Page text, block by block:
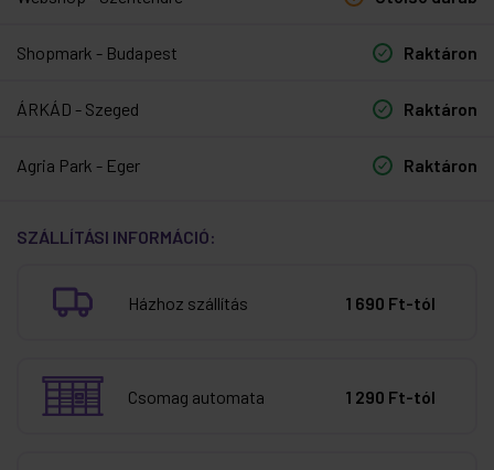
Shopmark - Budapest Raktáron
ÁRKÁD - Szeged Raktáron
Agria Park - Eger Raktáron
SZÁLLÍTÁSI INFORMÁCIÓ:
Házhoz szállítás 1 690 Ft-tól
Csomag automata 1 290 Ft-tól